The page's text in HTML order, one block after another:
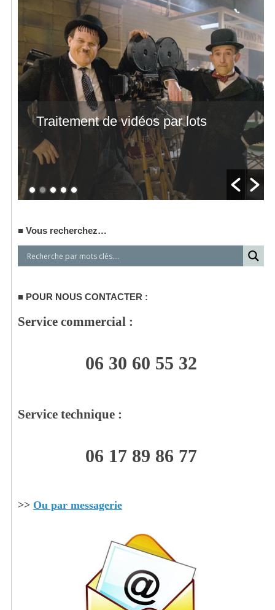
Traitement de vidéos par lots
Vous recherchez…
POUR NOUS CONTACTER :
Service commercial :
06 30 60 55 32
Service technique :
06 17 89 86 77
>> Ou par messagerie